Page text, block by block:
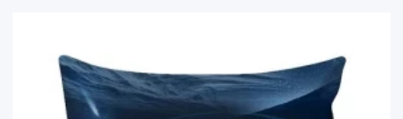
Wyprawka